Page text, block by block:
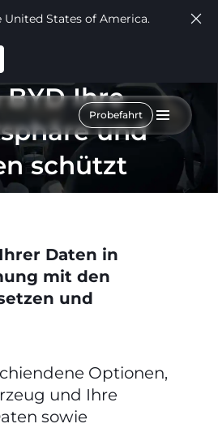
States of America.
Probefahrt
Ihre
und
schützt
Daten in
mit den
und
Optionen,
und Ihre
sowie